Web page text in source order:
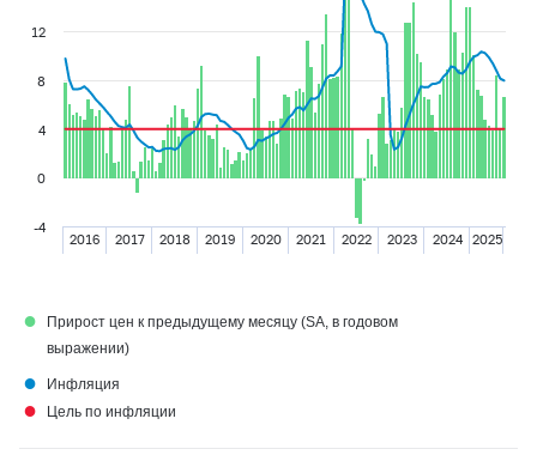
2016 2017 2018 2019 2020 2021 2022 2023 2024 2025
-4
0
4
8
12
●
Прирост цен к предыдущему месяцу (SA, в годовом
выражении)
● Инфляция
● Цель по инфляции